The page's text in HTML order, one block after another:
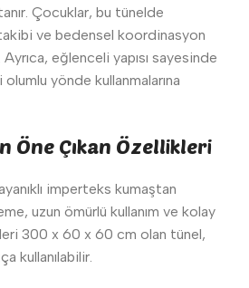
Çocuklar, bu tünelde
ve bedensel koordinasyon
eğlenceli yapısı sayesinde
yönde kullanmalarına
Öne Çıkan Özellikleri
imperteks kumaştan
uzun ömürlü kullanım ve kolay
300 x 60 x 60 cm olan tünel,
kullanılabilir.